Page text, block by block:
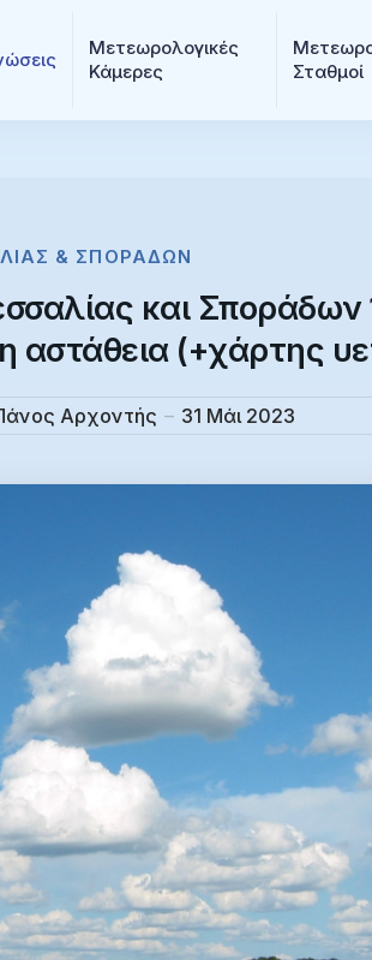
Μετεωρολογικές
Κάμερες
Σταθμοί
& ΣΠΟΡΆΔΩΝ
και Σποράδων
η αστάθεια (+χάρτης
Αρχοντής 31 Μάι 2023